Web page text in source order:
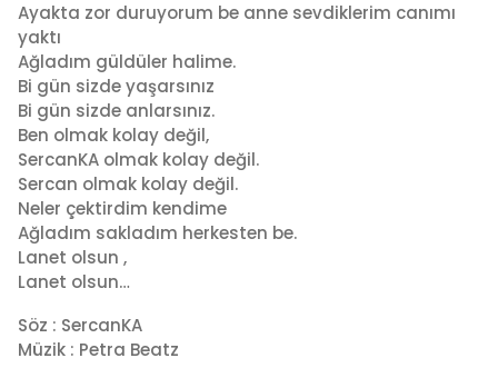
Ayakta zor duruyorum be anne sevdiklerim canımı
yaktı
Ağladım güldüler halime.
Bi gün sizde yaşarsınız
Bi gün sizde anlarsınız.
Ben olmak kolay değil,
SercanKA olmak kolay değil.
Sercan olmak kolay değil.
Neler çektirdim kendime
Ağladım sakladım herkesten be.
Lanet olsun ,
Lanet olsun…
Söz : SercanKA
Müzik : Petra Beatz